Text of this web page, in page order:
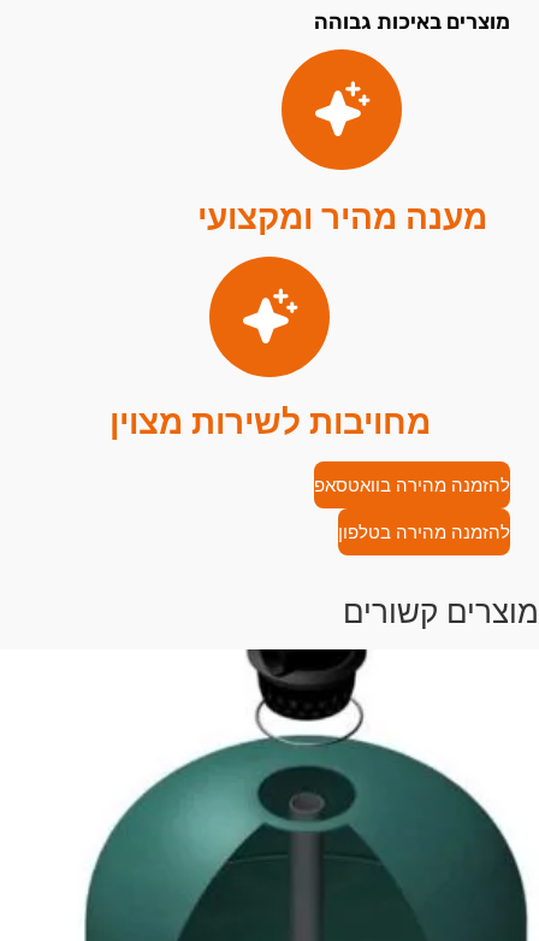
מוצרים באיכות גבוהה
מענה מהיר ומקצועי
מחויבות לשירות מצוין
להזמנה מהירה בוואטסאפ
להזמנה מהירה בטלפון
מוצרים קשורים